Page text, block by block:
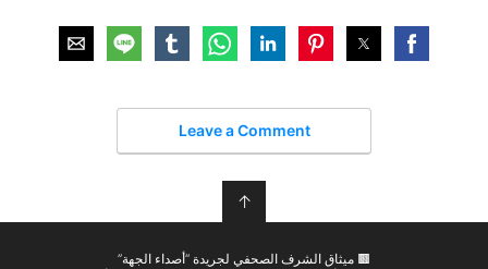
Leave a Comment
↑
🟫 ميثاق الشرف الصحفي لجريدة “أصداء الجهة”